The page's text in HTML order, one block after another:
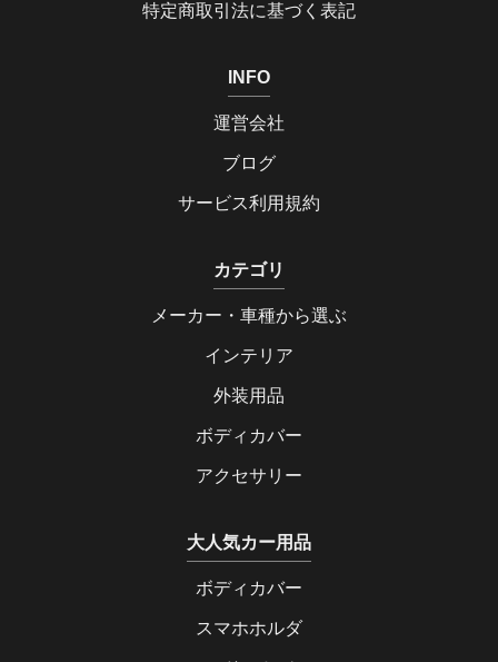
特定商取引法に基づく表記
INFO
運営会社
ブログ
サービス利用規約
カテゴリ
メーカー・車種から選ぶ
インテリア
外装用品
ボディカバー
アクセサリー
大人気カー用品
ボディカバー
スマホホルダ